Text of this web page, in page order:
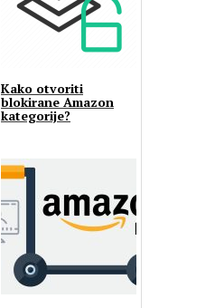
Kako otvoriti
blokirane Amazon
kategorije?